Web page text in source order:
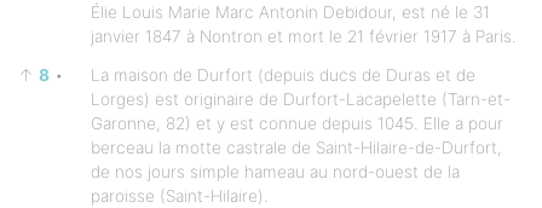
Élie Louis Marie Marc Antonin Debidour, est né le 31
janvier 1847 à Nontron et mort le 21 février 1917 à Paris.
↑ 8 •
La maison de Durfort (depuis ducs de Duras et de
Lorges) est originaire de Durfort-Lacapelette (Tarn-et-
Garonne, 82) et y est connue depuis 1045. Elle a pour
berceau la motte castrale de Saint-Hilaire-de-Durfort,
de nos jours simple hameau au nord-ouest de la
paroisse (Saint-Hilaire).